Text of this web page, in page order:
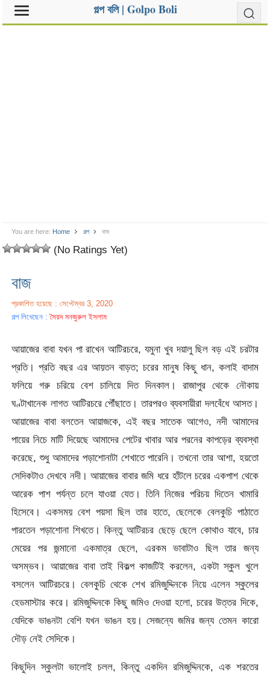
গল্প বলি | Golpo Boli
You are here: Home গল্প বাজ
(No Ratings Yet)
বাজ
প্রকাশিত হয়েছে : সেপ্টেম্বর 3, 2020
গল্প লিখেছেন :সৈয়দ মনজুরুল ইসলাম
আয়াজের বাবা যখন পা রাখেন আটিরচরে, যমুনা খুব দয়ালু ছিল বড় এই চরটার
প্রতি। প্রতি বছর এর আয়তন বাড়ত; চরের মানুষ কিছু ধান, কলাই বাদাম
ফলিয়ে গরু চরিয়ে বেশ চালিয়ে দিত দিনকাল। রাজাপুর থেকে নৌকায়
ঘণ্টাখানেক লাগত আটিরচরে পৌঁছাতে। তারপরও ব্যবসায়ীরা দলবেঁধে আসত।
আয়াজের বাবা বলতেন আয়াজকে, এই বছর সাতেক আগেও, নদী আমাদের
পায়ের নিচে মাটি দিয়েছে আমাদের পেটের খাবার আর পরনের কাপড়ের ব্যবস্থা
করেছে, শুধু আমাদের পড়াশোনাটা শেখাতে পারেনি। তখনো তার আশা, হয়তো
সেদিকটাও দেখবে নদী। আয়াজের বাবার জমি ধরে হাঁটলে চরের একপাশ থেকে
আরেক পাশ পর্যন্ত চলে যাওয়া যেত। তিনি নিজের পরিচয় দিতেন খামারি
হিসেবে। একসময় বেশ পয়সা ছিল তার হাতে, ছেলেকে বেলকুচি পাঠাতে
পারতেন পড়াশোনা শিখতে। কিন্তু আটিরচর ছেড়ে ছেলে কোথাও যাবে, চার
মেয়ের পর জন্মানো একমাত্র ছেলে, এরকম ভাবাটাও ছিল তার জন্য
অসম্ভব। আয়াজের বাবা তাই বিকল্প কাজটিই করলেন, একটা স্কুল খুলে
বসলেন আটিরচরে। বেলকুচি থেকে শেখ রমিজুদ্দিনকে নিয়ে এলেন স্কুলের
হেডমাস্টার করে। রমিজুদ্দিনকে কিছু জমিও দেওয়া হলো, চরের উত্তর দিকে,
যেদিকে ভাঙনটা বেশি যখন ভাঙন হয়। সেজন্যে জমির জন্য তেমন কারো
দৌড় নেই সেদিকে।
কিছুদিন স্কুলটা ভালোই চলল, কিন্তু একদিন রমিজুদ্দিনকে, এক শরতের